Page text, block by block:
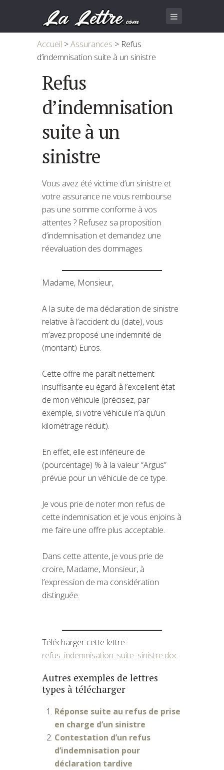
Accueil >Assurances > Refus
d’indemnisation suite à un sinistre
Refus
d’indemnisation
suite à un
sinistre
Vous avez été victime d’un sinistre et
votre assurance ne vous rembourse
pas une somme conforme à vos
attentes ? Refusez sa proposition
d’indemnisation et demandez une
réevaluation des dommages
Madame, Monsieur,
A la suite de ma déclaration de sinistre
relative à l’accident du (date), vous
m’avez proposé une indemnité de
(montant) Euros.
Cette offre me paraît nettement
insuffisante eu égard à l’excellent état
de mon véhicule (précisez, par
exemple, si votre véhicule n’a qu’un
kilométrage réduit).
En effet, elle est inférieure de
(pourcentage) % à la valeur “Argus”
prévue pour un véhicule de ce type.
Je vous prie de noter mon refus de
cette indemnisation et je vous enjoins à
me faire une offre plus acceptable.
Dans cette attente, je vous prie de
croire, Madame, Monsieur, à
l’expression de ma considération
distinguée.
Télécharger cette lettre :
refus_indemnisation_suite_sinistre.doc
Autres exemples de lettres
types à télécharger
Réponse suite au refus de prise
en charge d’un sinistre
Contestation d’un refus
d’indemnisation pour
déclaration tardive